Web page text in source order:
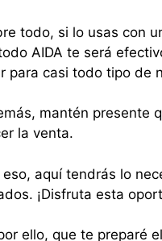
todo, si lo usas con
AIDA te será
para casi todo tipo de
mantén presente
la venta.
eso, aquí tendrás lo
¡Disfruta esta
ello, que te preparé